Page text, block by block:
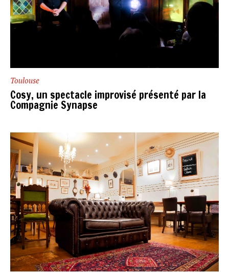
Toulouse
Cosy, un spectacle improvisé présenté par la
Compagnie Synapse